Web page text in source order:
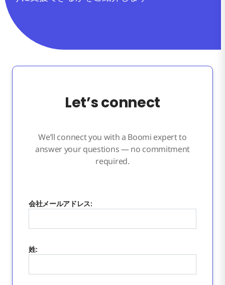
Let’s connect
We’ll connect you with a Boomi expert to
answer your questions — no commitment
required.
会社メールアドレス:
姓: